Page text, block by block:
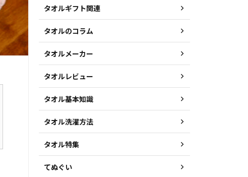
タオルギフト関連
タオルのコラム
タオルメーカー
タオルレビュー
タオル基本知識
タオル洗濯方法
タオル特集
てぬぐい